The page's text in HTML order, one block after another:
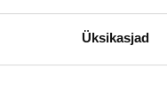
Üksikasjad